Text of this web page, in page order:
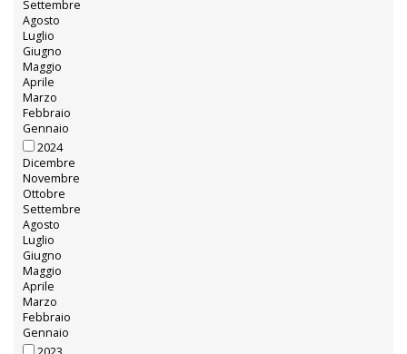
ARCHIVI
2026
Luglio
Giugno
Maggio
Aprile
Marzo
Febbraio
Gennaio
2025
Dicembre
Novembre
Ottobre
Settembre
Agosto
Luglio
Giugno
Maggio
Aprile
Marzo
Febbraio